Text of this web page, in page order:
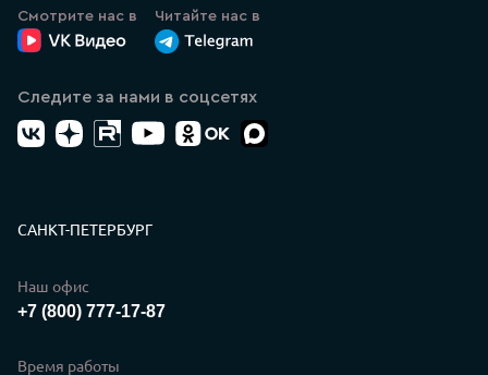
Смотрите нас в
ВК Видео
Читайте нас в
Канал Лазеркат в Телеграмме
Следите за нами в соцсетях
ВК ДзенRuTubeYouTubeОдноклассники
Max
Контакты
САНКТ-ПЕТЕРБУРГ
Наш офис
+7 (800) 777-17-87
Время работы